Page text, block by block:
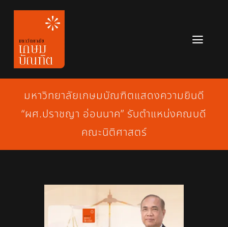
Skip
content
หลักสูตร
ข่าวสาร
เกี่ยวกับมหาวิทยาลัย
สมัครเรียน
มหาวิทยาลัยเกษมบัณฑิตแสดงความยินดี
“ผศ.ปราชญา อ่อนนาค” รับตำแหน่งคณบดี
คณะนิติศาสตร์